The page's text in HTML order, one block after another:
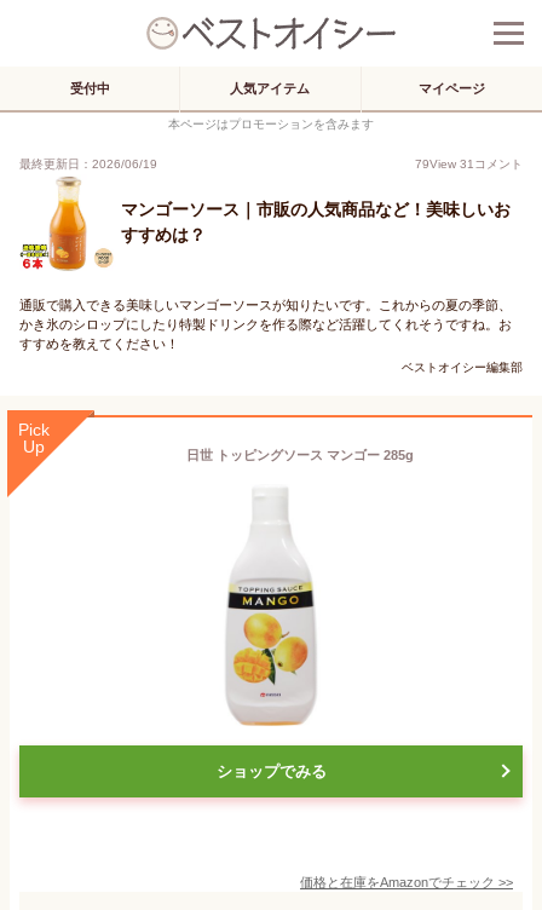
受付中 人気アイテム マイページ
本ページはプロモーションを含みます
最終更新日：2026/06/19 79View 31 コメント
マンゴーソース｜市販の人気商品など！美味しいお
すすめは？
通販で購入できる美味しいマンゴーソースが知りたいです。これからの夏の季節、
かき氷のシロップにしたり特製ドリンクを作る際など活躍してくれそうですね。お
すすめを教えてください！
ベストオイシー編集部
Pick
Up
日世 トッピングソース マンゴー 285g
ショップでみる
価格と在庫をAmazonでチェック >>